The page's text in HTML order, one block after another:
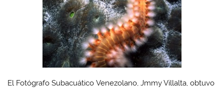
El Fotógrafo Subacuático Venezolano, Jmmy Villalta, obtuvo